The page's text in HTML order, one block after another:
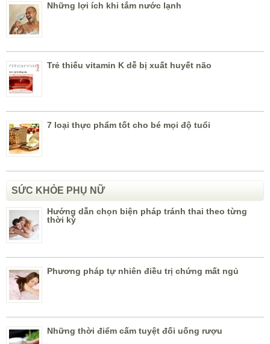
Những lợi ích khi tắm nước lạnh
Trẻ thiếu vitamin K dễ bị xuất huyết não
7 loại thực phẩm tốt cho bé mọi độ tuổi
SỨC KHỎE PHỤ NỮ
Hướng dẫn chọn biện pháp tránh thai theo từng
thời kỳ
Phương pháp tự nhiên điều trị chứng mất ngủ
Những thời điểm cấm tuyệt đối uống rượu